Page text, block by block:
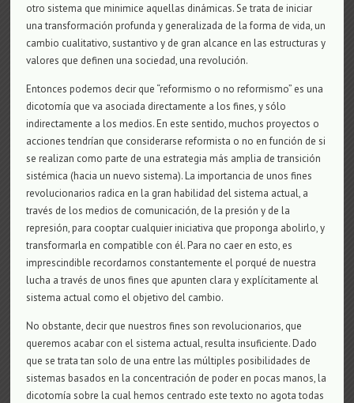
otro sistema que minimice aquellas dinámicas. Se trata de iniciar
una transformación profunda y generalizada de la forma de vida, un
cambio cualitativo, sustantivo y de gran alcance en las estructuras y
valores que definen una sociedad, una revolución.
Entonces podemos decir que “reformismo o no reformismo” es una
dicotomía que va asociada directamente a los fines, y sólo
indirectamente a los medios. En este sentido, muchos proyectos o
acciones tendrían que considerarse reformista o no en función de si
se realizan como parte de una estrategia más amplia de transición
sistémica (hacia un nuevo sistema). La importancia de unos fines
revolucionarios radica en la gran habilidad del sistema actual, a
través de los medios de comunicación, de la presión y de la
represión, para cooptar cualquier iniciativa que proponga abolirlo, y
transformarla en compatible con él. Para no caer en esto, es
imprescindible recordarnos constantemente el porqué de nuestra
lucha a través de unos fines que apunten clara y explícitamente al
sistema actual como el objetivo del cambio.
No obstante, decir que nuestros fines son revolucionarios, que
queremos acabar con el sistema actual, resulta insuficiente. Dado
que se trata tan solo de una entre las múltiples posibilidades de
sistemas basados en la concentración de poder en pocas manos, la
dicotomía sobre la cual hemos centrado este texto no agota todas